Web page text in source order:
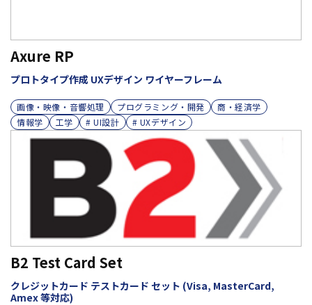
Axure RP
プロトタイプ作成 UXデザイン ワイヤーフレーム
画像・映像・音響処理 プログラミング・開発
商・経済学
情報学
工学 # UI設計 # UXデザイン
B2 Test Card Set
クレジットカード テストカード セット (Visa, MasterCard,
Amex 等対応)